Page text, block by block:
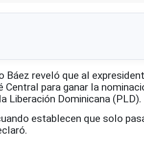
Báez reveló que al
Central para ganar la
Liberación Dominicana (PLD).
establecen que solo